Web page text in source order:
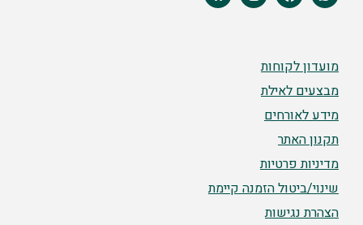
מועדון לקוחות
מבצעים לאילת
מידע לאורחים
תקנון האתר
מדיניות פרטיות
שינוי/ביטול הזמנה קיימת
הצהרת נגישות